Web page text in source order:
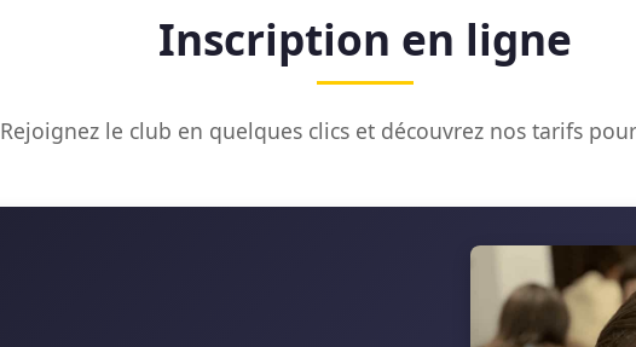
Inscription en ligne
Rejoignez le club en quelques clics et découvrez nos tarifs